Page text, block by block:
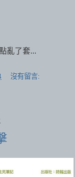
亂了套...
沒有留言: